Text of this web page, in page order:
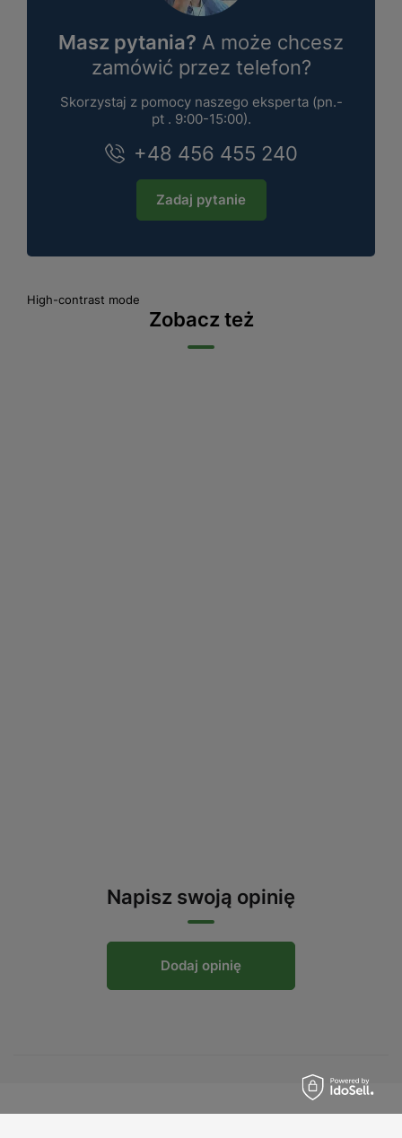
Masz pytania? A może chcesz
zamówić przez telefon?
Skorzystaj z pomocy naszego eksperta (pn.-
pt . 9:00-15:00).
+48 456 455 240
Zadaj pytanie
High-contrast mode
Zobacz też
Napisz swoją opinię
Dodaj opinię